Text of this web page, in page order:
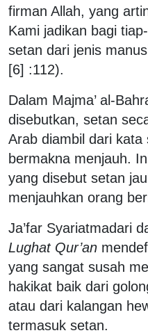
firman Allah, yang
Kami jadikan bagi
setan dari jenis
[6] :112).
Dalam Majma’ al-
disebutkan, setan
Arab diambil dari kata
bermakna menjauh.
yang disebut setan
menjauhkan orang
Ja’far Syariatmadari
Lughat Qur’an
yang sangat susah
hakikat baik dari
atau dari kalangan
termasuk setan.